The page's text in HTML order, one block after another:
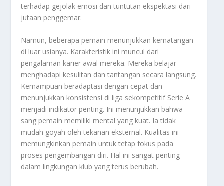
terhadap gejolak emosi dan tuntutan ekspektasi dari
jutaan penggemar.
Namun, beberapa pemain menunjukkan kematangan
di luar usianya. Karakteristik ini muncul dari
pengalaman karier awal mereka. Mereka belajar
menghadapi kesulitan dan tantangan secara langsung.
Kemampuan beradaptasi dengan cepat dan
menunjukkan konsistensi di liga sekompetitif Serie A
menjadi indikator penting. Ini menunjukkan bahwa
sang pemain memiliki mental yang kuat. Ia tidak
mudah goyah oleh tekanan eksternal. Kualitas ini
memungkinkan pemain untuk tetap fokus pada
proses pengembangan diri. Hal ini sangat penting
dalam lingkungan klub yang terus berubah.